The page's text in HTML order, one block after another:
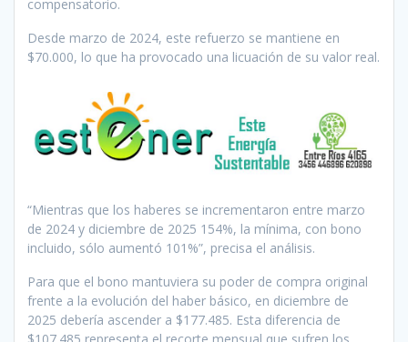
compensatorio.
Desde marzo de 2024, este refuerzo se mantiene en
$70.000, lo que ha provocado una licuación de su valor real.
“Mientras que los haberes se incrementaron entre marzo
de 2024 y diciembre de 2025 154%, la mínima, con bono
incluido, sólo aumentó 101%”, precisa el análisis.
Para que el bono mantuviera su poder de compra original
frente a la evolución del haber básico, en diciembre de
2025 debería ascender a $177.485. Esta diferencia de
$107.485 representa el recorte mensual que sufren los